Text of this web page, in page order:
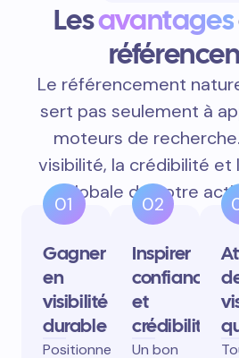
Lesavantages
Le référencement
sert pas seulement à
moteurs de
visibilité, la crédibilité et
globale de votre
01
Gagner
en
visibilité
durable
Positionnez
02
Inspirer
confiance
et
crédibilité
Un bon